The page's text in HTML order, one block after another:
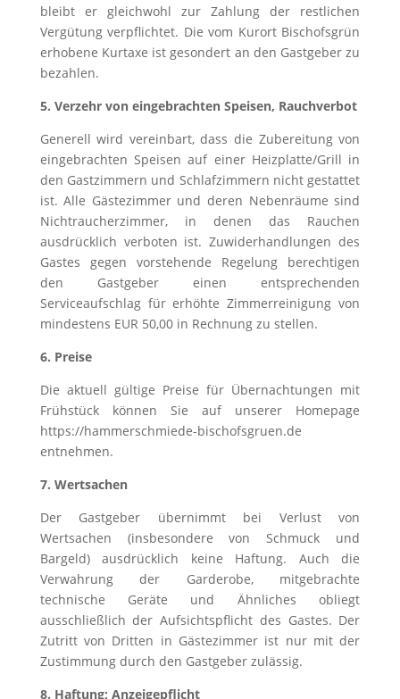
bleibt er gleichwohl zur Zahlung der restlichen
Vergütung verpflichtet. Die vom Kurort Bischofsgrün
erhobene Kurtaxe ist gesondert an den Gastgeber zu
bezahlen.
5. Verzehr von eingebrachten Speisen, Rauchverbot
Generell wird vereinbart, dass die Zubereitung von
eingebrachten Speisen auf einer Heizplatte/Grill in
den Gastzimmern und Schlafzimmern nicht gestattet
ist. Alle Gästezimmer und deren Nebenräume sind
Nichtraucherzimmer, in denen das Rauchen
ausdrücklich verboten ist. Zuwiderhandlungen des
Gastes gegen vorstehende Regelung berechtigen
den Gastgeber einen entsprechenden
Serviceaufschlag für erhöhte Zimmerreinigung von
mindestens EUR 50,00 in Rechnung zu stellen.
6. Preise
Die aktuell gültige Preise für Übernachtungen mit
Frühstück können Sie auf unserer Homepage
https://hammerschmiede-bischofsgruen.de
entnehmen.
7. Wertsachen
Der Gastgeber übernimmt bei Verlust von
Wertsachen (insbesondere von Schmuck und
Bargeld) ausdrücklich keine Haftung. Auch die
Verwahrung der Garderobe, mitgebrachte
technische Geräte und Ähnliches obliegt
ausschließlich der Aufsichtspflicht des Gastes. Der
Zutritt von Dritten in Gästezimmer ist nur mit der
Zustimmung durch den Gastgeber zulässig.
8. Haftung; Anzeigepflicht